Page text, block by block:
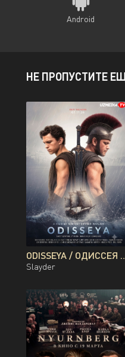
Android
НЕ ПРОПУСТИТЕ
ODISSEYA / ОДИССЕЯ PREMYERA KRISTOFER
Slayder